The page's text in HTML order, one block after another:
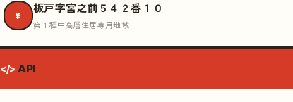
¥
板戸字宮之前５４２番１０
第１種中高層住居専用地域
</> API